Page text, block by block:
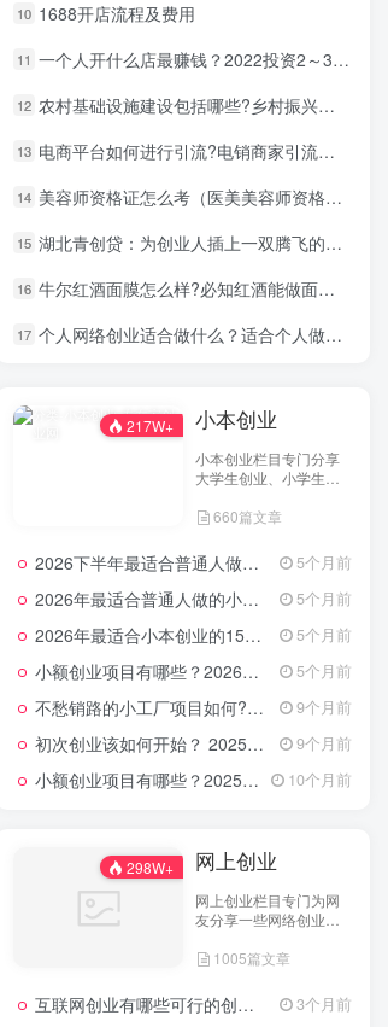
10 1688开店流程及费用
11 一个人开什么店最赚钱？2022投资2～3万小生意
12 农村基础设施建设包括哪些?乡村振兴基础设施建设内容
13 电商平台如何进行引流?电销商家引流推广实战经验
14 美容师资格证怎么考（医美美容师资格证书）
15 湖北青创贷：为创业人插上一双腾飞的翅膀
16 牛尔红酒面膜怎么样?必知红酒能做面膜吗
17 个人网络创业适合做什么？适合个人做的互联网项目
217W+ 小本创业
小本创业栏目专门分享
大学生创业、小学生创
并为网友提供小成本创
经验分享。
660篇文章
2026下半年最适合普通人做的小生意！看完对你有收获，普通人也能月入过万的实战路子 5个月前
2026年最适合普通人做的小生意！看完对你有收获的实用清单 5个月前
2026年最适合小本创业的15大类20个项目，月入过万不是梦 5个月前
小额创业项目有哪些？2026年指南：低成本高回报的40个轻资产赛道全解析 5个月前
不愁销路的小工厂项目如何?2025年最新10种项目不愁销路 9个月前
初次创业该如何开始？ 2025年最新适合年轻人的低成本创业项目 9个月前
小额创业项目有哪些？2025年最新15个小额投资创业好项目 10个月前
298W+ 网上创业
网上创业栏目专门为网
友分享一些网络创业项
上创业做生意经验以及
1005篇文章
互联网创业有哪些可行的创业方案？ 3个月前